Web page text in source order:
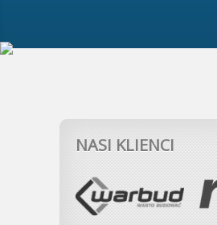
NASI KLIENCI